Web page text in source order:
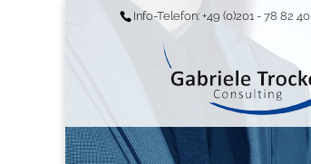
Info-Telefon: +49 (0)201 - 78 82 40
[/db_pb_slide]